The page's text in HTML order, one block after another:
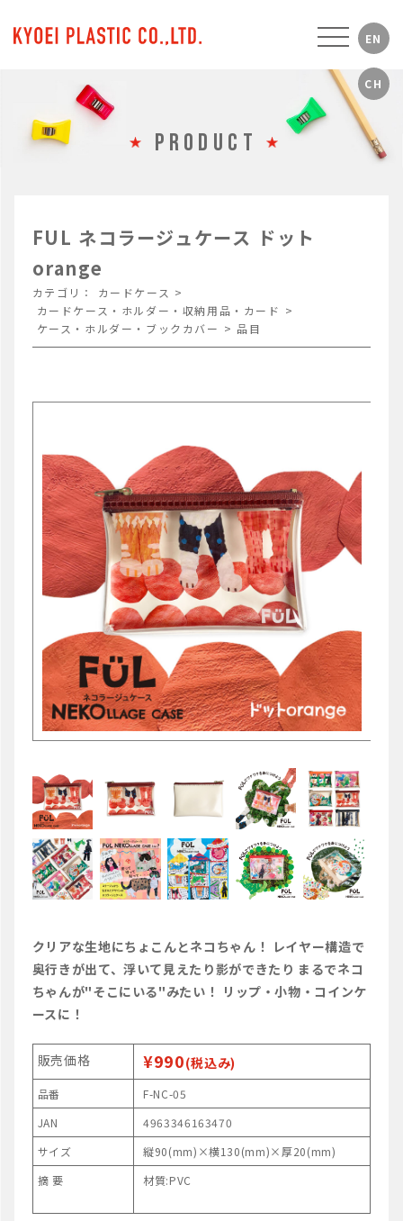
PRODUCT
FUL ネコラージュケース ドット
orange
カテゴリ： カードケース >
カードケース・ホルダー・収納用品・カード >
ケース・ホルダー・ブックカバー > 品目
クリアな生地にちょこんとネコちゃん！ レイヤー構造で
奥行きが出て、浮いて見えたり影ができたり まるでネコ
ちゃんが"そこにいる"みたい！ リップ・小物・コインケ
ースに！
販売価格 ¥990(税込み)
品番
F-NC-05
JAN
4963346163470
サイズ
縦90(mm)×横130(mm)×厚20(mm)
摘 要
材質:PVC